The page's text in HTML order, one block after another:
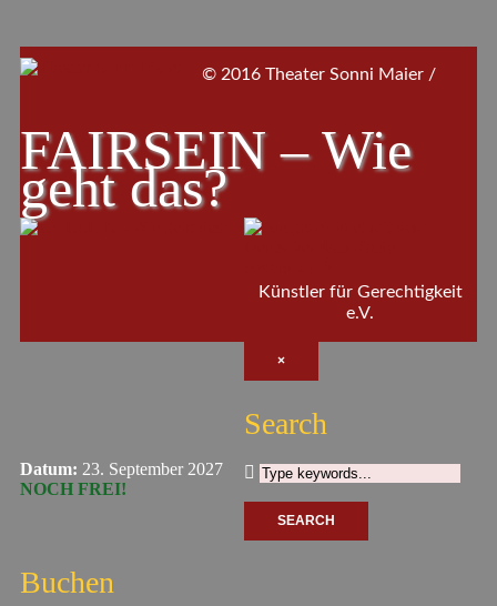
FAIRSEIN – Wie
geht das?
Datum: 23. September 2027
NOCH FREI!
Buchen
© 2016 Theater Sonni Maier /
Künstler für Gerechtigkeit
e.V.
×
Search